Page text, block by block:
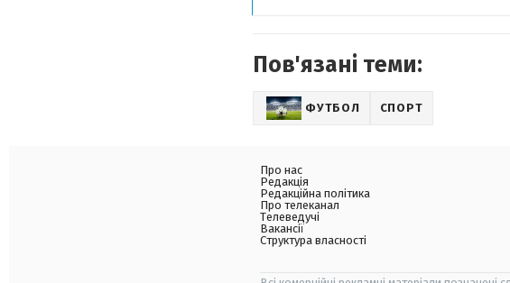
Пов'язані теми:
ФУТБОЛ СПОРТ
Про нас
Редакція
Редакційна політика
Про телеканал
Телеведучі
Вакансії
Структура власності